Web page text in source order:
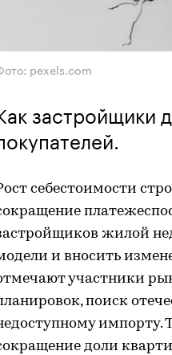
pexels.com
застройщики
себестоимости
жилой
и вносить
участники
поиск
импорту.
доли